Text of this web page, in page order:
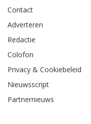
Contact
Adverteren
Redactie
Colofon
Privacy & Cookiebeleid
Nieuwsscript
Partnernieuws